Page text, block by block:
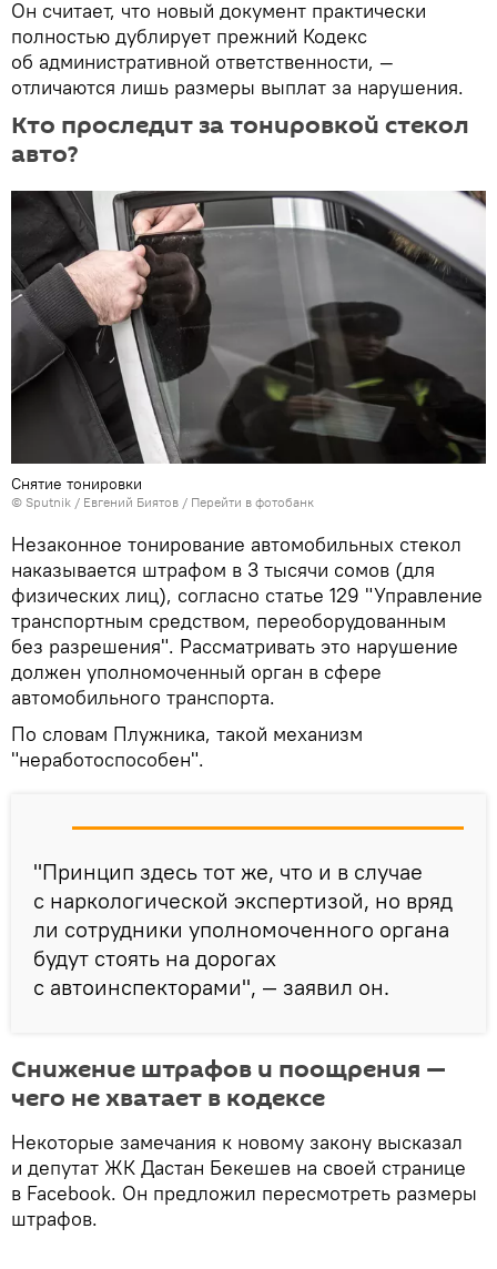
Он считает, что новый документ практически
полностью дублирует прежний Кодекс
об административной ответственности, —
отличаются лишь размеры выплат за нарушения.
Кто проследит за тонировкой стекол
авто?
Снятие тонировки
© Sputnik / Евгений Биятов / Перейти в фотобанк
Незаконное тонирование автомобильных стекол
наказывается штрафом в 3 тысячи сомов (для
физических лиц), согласно статье 129 "Управление
транспортным средством, переоборудованным
без разрешения". Рассматривать это нарушение
должен уполномоченный орган в сфере
автомобильного транспорта.
По словам Плужника, такой механизм
"неработоспособен".
"Принцип здесь тот же, что и в случае
с наркологической экспертизой, но вряд
ли сотрудники уполномоченного органа
будут стоять на дорогах
с автоинспекторами", — заявил он.
Снижение штрафов и поощрения —
чего не хватает в кодексе
Некоторые замечания к новому закону высказал
и депутат ЖК Дастан Бекешев на своей странице
в Facebook. Он предложил пересмотреть размеры
штрафов.